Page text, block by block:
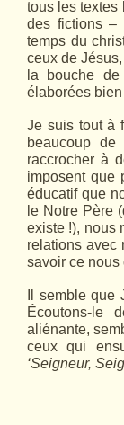
tous les textes
des fictions –
temps du
ceux de
la bouche
élaborées
Je suis tout à
beaucoup
raccrocher à
imposent que
éducatif que
le Notre Père
existe !), nous
relations avec
savoir ce nous
Il semble
Écoutons-le
aliénante,
ceux qui
‘Seigneur,